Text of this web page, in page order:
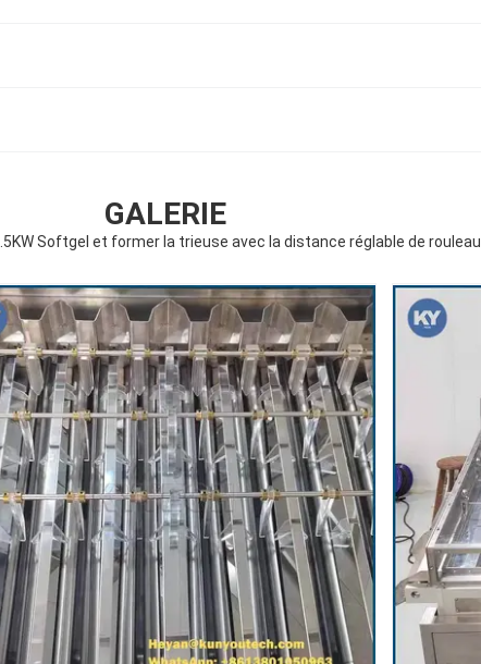
GALERIE
Softgel et former la trieuse avec la distance réglable de rouleau